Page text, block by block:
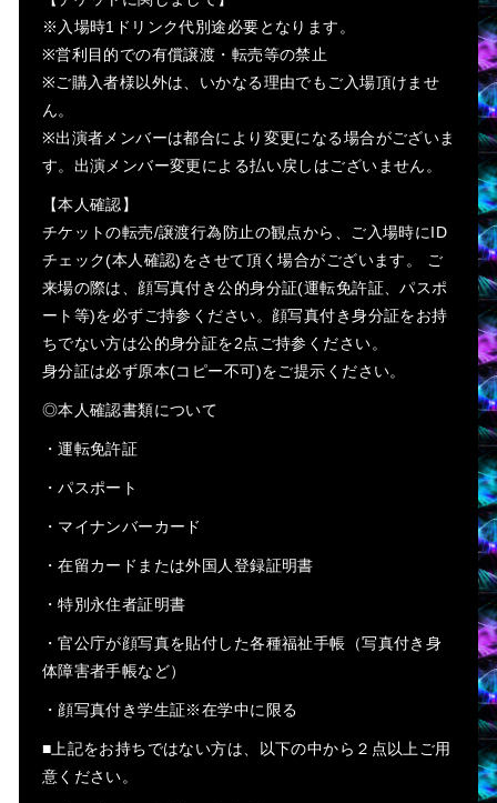
※入場時1ドリンク代別途必要となります。
※営利目的での有償譲渡・転売等の禁止
※ご購入者様以外は、いかなる理由でもご入場頂けませ
ん。
※出演者メンバーは都合により変更になる場合がございま
す。出演メンバー変更による払い戻しはございません。
【本人確認】
チケットの転売/譲渡行為防止の観点から、ご入場時にID
チェック(本人確認)をさせて頂く場合がございます。 ご
来場の際は、顔写真付き公的身分証(運転免許証、パスポ
ート等)を必ずご持参ください。顔写真付き身分証をお持
ちでない方は公的身分証を2点ご持参ください。
身分証は必ず原本(コピー不可)をご提示ください。
◎本人確認書類について
・運転免許証
・パスポート
・マイナンバーカード
・在留カードまたは外国人登録証明書
・特別永住者証明書
・官公庁が顔写真を貼付した各種福祉手帳（写真付き身
体障害者手帳など）
・顔写真付き学生証※在学中に限る
■上記をお持ちではない方は、以下の中から２点以上ご用
意ください。